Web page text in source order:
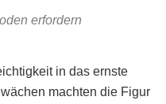
erfordern
in das ernste
machten die Figur